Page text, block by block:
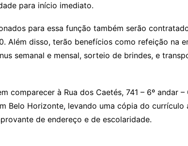
para início imediato.
para essa função também serão
Além disso, terão benefícios como refeição na
semanal e mensal, sorteio de brindes, e
comparecer à Rua dos Caetés, 741 – 6º andar
Belo Horizonte, levando uma cópia do
de endereço e de escolaridade.